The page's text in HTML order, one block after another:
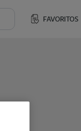
FAVORITOS